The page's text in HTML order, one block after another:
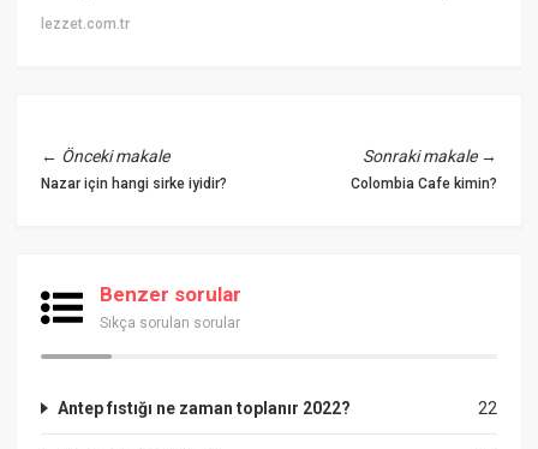
lezzet.com.tr
← Önceki makale
Nazar için hangi sirke iyidir?
Sonraki makale→
Colombia Cafe kimin?
Benzer sorular
Sıkça sorulan sorular
22
Antep fıstığı ne zaman toplanır 2022?